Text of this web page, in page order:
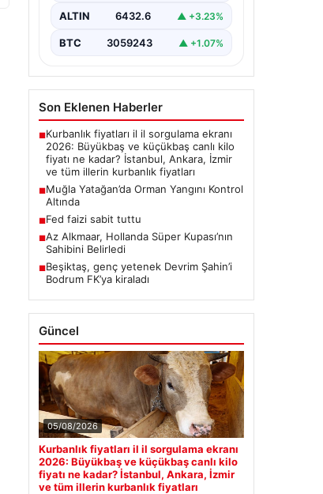
ALTIN 6432.6 ▲ +3.23%
BTC 3059243 ▲ +1.07%
Son Eklenen Haberler
■Kurbanlık fiyatları il il sorgulama ekranı
2026: Büyükbaş ve küçükbaş canlı kilo
fiyatı ne kadar? İstanbul, Ankara, İzmir
ve tüm illerin kurbanlık fiyatları
■Muğla Yatağan’da Orman Yangını Kontrol
Altında
■Fed faizi sabit tuttu
■Az Alkmaar, Hollanda Süper Kupası’nın
Sahibini Belirledi
■Beşiktaş, genç yetenek Devrim Şahin’i
Bodrum FK’ya kiraladı
Güncel
05/08/2026
Kurbanlık fiyatları il il sorgulama ekranı
2026: Büyükbaş ve küçükbaş canlı kilo
fiyatı ne kadar? İstanbul, Ankara, İzmir
ve tüm illerin kurbanlık fiyatları